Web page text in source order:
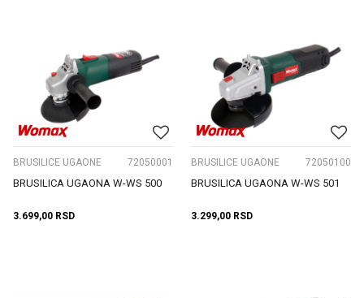
BRUSILICE UGAONE 72050001
BRUSILICA UGAONA W-WS 500
3.699,00 RSD
BRUSILICE UGAONE 72050100
BRUSILICA UGAONA W-WS 501
3.299,00 RSD